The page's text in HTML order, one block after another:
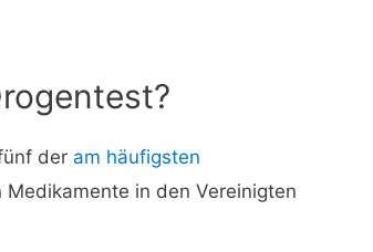
der am häufigsten
in den Vereinigten